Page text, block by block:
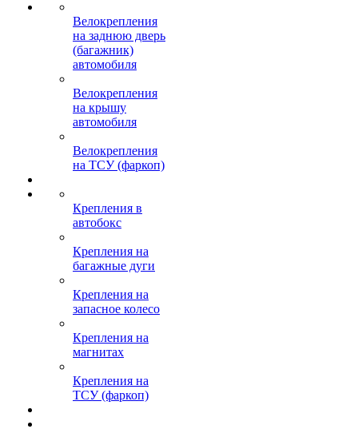
Велокрепления
на заднюю дверь
(багажник)
автомобиля
Велокрепления
на крышу
автомобиля
Велокрепления
на ТСУ (фаркоп)
Крепления в
автобокс
Крепления на
багажные дуги
Крепления на
запасное колесо
Крепления на
магнитах
Крепления на
ТСУ (фаркоп)